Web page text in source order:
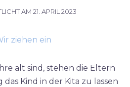
AM 21. APRIL 2023
alt sind, stehen die Eltern
Kind in der Kita zu lassen